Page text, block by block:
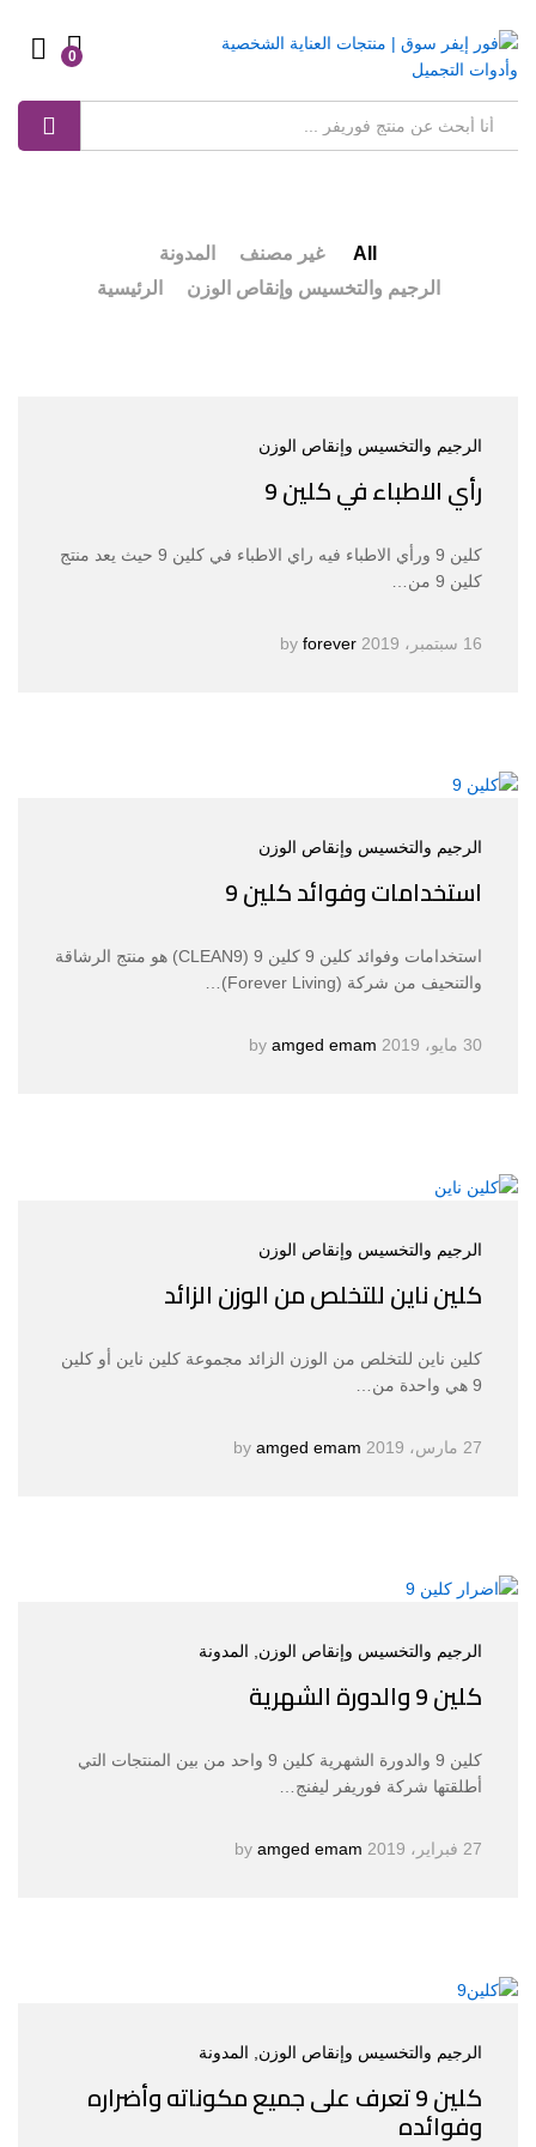
0
All غير مصنف
المدونة
الرجيم والتخسيس وإنقاص الوزن
الرئيسية
الرجيم والتخسيس وإنقاص الوزن
رأي الاطباء في كلين 9
كلين 9 ورأي الاطباء فيه راي الاطباء في كلين 9 حيث يعد منتج
كلين 9 من…
16 سبتمبر، 2019 forever
الرجيم والتخسيس وإنقاص الوزن
استخدامات وفوائد كلين 9
استخدامات وفوائد كلين 9 كلين 9 (CLEAN9) هو منتج الرشاقة
والتنحيف من شركة (Forever Living)…
30 مايو، 2019 amged emam
الرجيم والتخسيس وإنقاص الوزن
كلين ناين للتخلص من الوزن الزائد
كلين ناين للتخلص من الوزن الزائد مجموعة كلين ناين أو كلين
9 هي واحدة من…
27 مارس، 2019 amged emam
الرجيم والتخسيس وإنقاص الوزن , المدونة
كلين 9 والدورة الشهرية
كلين 9 والدورة الشهرية كلين 9 واحد من بين المنتجات التي
أطلقتها شركة فوريفر ليفنج…
27 فبراير، 2019 amged emam
الرجيم والتخسيس وإنقاص الوزن , المدونة
كلين 9 تعرف على جميع مكوناته وأضراره
وفوائده